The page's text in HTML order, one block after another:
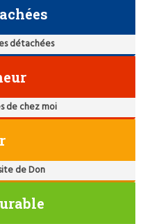
détachées
de chez moi
de Don